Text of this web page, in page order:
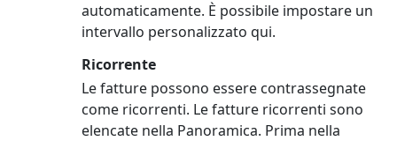
automaticamente. È possibile impostare un
intervallo personalizzato qui.
Ricorrente
Le fatture possono essere contrassegnate
come ricorrenti. Le fatture ricorrenti sono
elencate nella Panoramica. Prima nella